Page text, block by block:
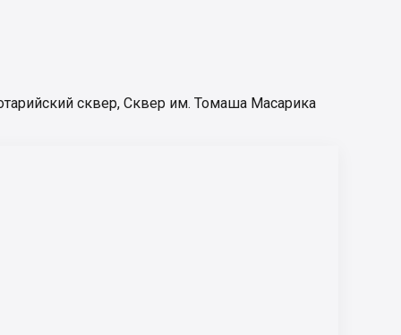
сквер, Сквер им. Томаша Масарика